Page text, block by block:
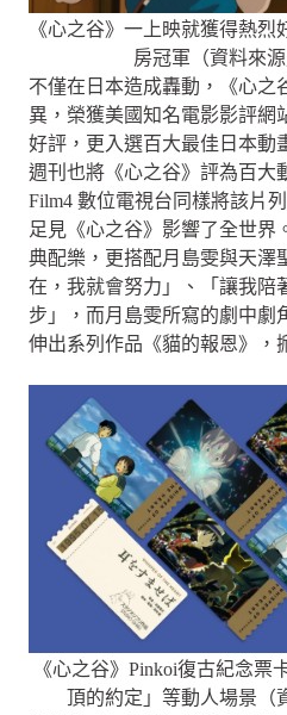
《心之谷》一上映就獲得熱
房冠軍（資料來源
不僅在日本造成轟動，《心之
異，榮獲美國知名電影影評網
好評，更入選百大最佳日本動
週刊也將《心之谷》評為百大
Film4 數位電視台同樣將該片
足見《心之谷》影響了全世界
典配樂，更搭配月島雯與天澤
在，我就會努力」、「讓我陪
步」，而月島雯所寫的劇中劇
伸出系列作品《貓的報恩》，
《心之谷》Pinkoi復古紀念票
頂的約定」等動人場景（